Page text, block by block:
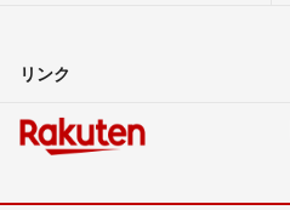
リンク